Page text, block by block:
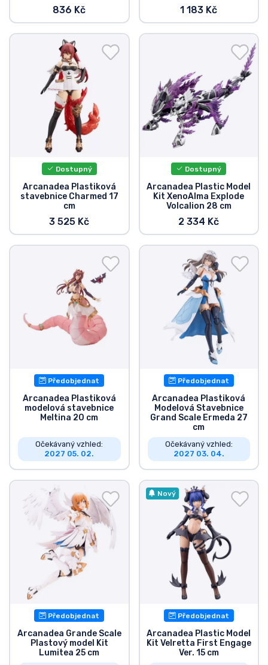
836 Kč 1 183 Kč
Dostupný
Arcanadea Plastiková
stavebnice Charmed 17
cm
3 525 Kč
Dostupný
Arcanadea Plastic Model
Kit XenoAlma Explode
Volcalion 28 cm
2 334 Kč
Předobjednat
Arcanadea Plastiková
modelová stavebnice
Meltina 20 cm
Očekávaný vzhled:
2027 05. 02.
Předobjednat
Arcanadea Plastiková
Modelová Stavebnice
Grand Scale Ermeda 27
cm
Očekávaný vzhled:
2027 03. 04.
Předobjednat
Arcanadea Grande Scale
Plastový model Kit
Lumitea 25 cm
Nový
Předobjednat
Arcanadea Plastic Model
Kit Velretta First Engage
Ver. 15 cm